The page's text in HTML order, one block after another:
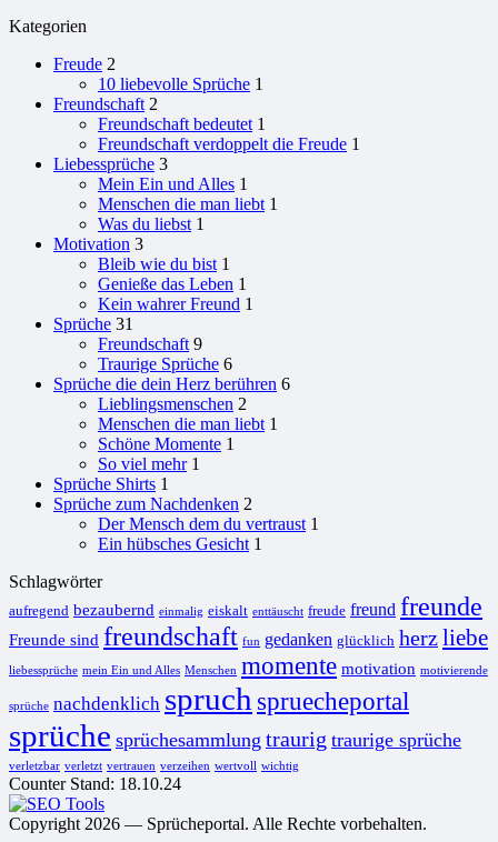
Kategorien
Freude 2
10 liebevolle Sprüche 1
Freundschaft 2
Freundschaft bedeutet 1
Freundschaft verdoppelt die Freude 1
Liebessprüche 3
Mein Ein und Alles 1
Menschen die man liebt 1
Was du liebst 1
Motivation 3
Bleib wie du bist 1
Genieße das Leben 1
Kein wahrer Freund 1
Sprüche 31
Freundschaft 9
Traurige Sprüche 6
Sprüche die dein Herz berühren 6
Lieblingsmenschen 2
Menschen die man liebt 1
Schöne Momente 1
So viel mehr 1
Sprüche Shirts 1
Sprüche zum Nachdenken 2
Der Mensch dem du vertraust 1
Ein hübsches Gesicht 1
Schlagwörter
aufregend bezaubernd einmalig eiskalt enttäuscht freude freund freunde
Freunde sind freundschaft fun gedanken glücklich herzliebe
liebessprüche mein Ein und Alles Menschen momente motivation motivierende
sprüche nachdenklich spruch spruecheportal
sprüche sprüchesammlung traurig traurige sprüche
verletzbar verletzt vertrauen verzeihen wertvoll wichtig
Counter Stand: 18.10.24
Copyright 2026 — Sprücheportal. Alle Rechte vorbehalten.